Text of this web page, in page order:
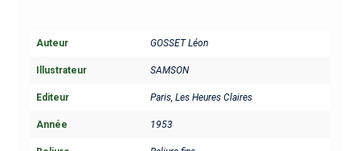
Auteur GOSSET Léon
Illustrateur SAMSON
Editeur Paris, Les Heures Claires
Année 1953